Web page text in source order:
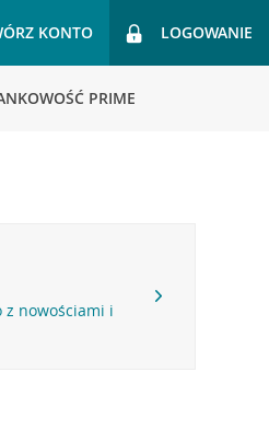
KONTO LOGOWANIE
PRIME
z nowościami i